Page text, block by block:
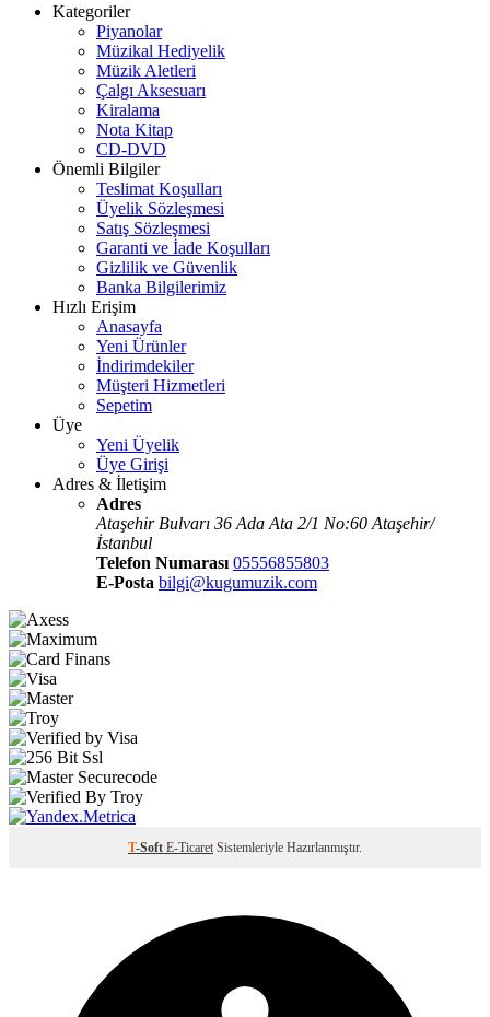
Kategoriler
Piyanolar
Müzikal Hediyelik
Müzik Aletleri
Çalgı Aksesuarı
Kiralama
Nota Kitap
CD-DVD
Önemli Bilgiler
Teslimat Koşulları
Üyelik Sözleşmesi
Satış Sözleşmesi
Garanti ve İade Koşulları
Gizlilik ve Güvenlik
Banka Bilgilerimiz
Hızlı Erişim
Anasayfa
Yeni Ürünler
İndirimdekiler
Müşteri Hizmetleri
Sepetim
Üye
Yeni Üyelik
Üye Girişi
Adres & İletişim
Adres
Ataşehir Bulvarı 36 Ada Ata 2/1 No:60 Ataşehir/
İstanbul
Telefon Numarası 05556855803
E-Posta bilgi@kugumuzik.com
T-Soft E-Ticaret Sistemleriyle Hazırlanmıştır.